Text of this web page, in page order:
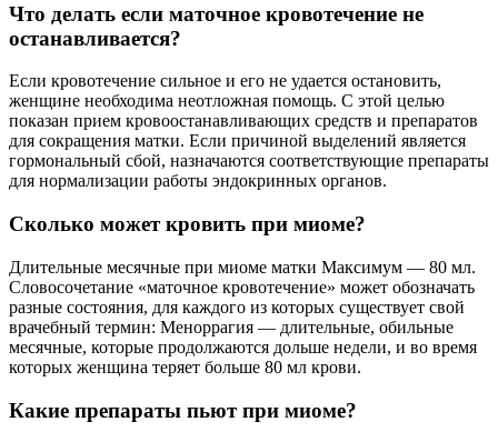
Что делать если маточное кровотечение не
останавливается?
Если кровотечение сильное и его не удается остановить,
женщине необходима неотложная помощь. С этой целью
показан прием кровоостанавливающих средств и препаратов
для сокращения матки. Если причиной выделений является
гормональный сбой, назначаются соответствующие препараты
для нормализации работы эндокринных органов.
Сколько может кровить при миоме?
Длительные месячные при миоме матки Максимум — 80 мл.
Словосочетание «маточное кровотечение» может обозначать
разные состояния, для каждого из которых существует свой
врачебный термин: Меноррагия — длительные, обильные
месячные, которые продолжаются дольше недели, и во время
которых женщина теряет больше 80 мл крови.
Какие препараты пьют при миоме?